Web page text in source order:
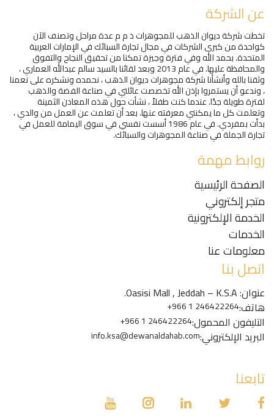
عن الشركة
تخطت شركة ديوان الذهب للمجوهرات ذ م م عدة مراحل وتصنف الآن
كواحدة من كبرى الشركات في مجال تجارة السبائك في الإمارات العربية
المتحدة. بحمد الله وفي فترة وجيزة تمكنا من تحقيق النجاح والتفوق
والمحافظة عليها. في عام 2013 وبعد لقائنا بالسيد سالم عبدالله العماري ،
وثقنا بالله وأنشأنا شركة مجوهرات ديوان الذهب ، نحمده ونشكره على نعمنا
، وندعو أن يستمروا بإذن الله تخصصت عائلتي في صناعة الفضة والذهب
لفترة طويلة جدًا. عندما كنت طفلاً ، نشأت حول هذه المعادن الثمينة
وتعلمت كل ما يمكنني معرفته عنها. بعد أن تعلمت عن العمل من والدي ،
بدأت بمفردي. في عام 1986 أسست نفسي في سوق اليمامة للعمل في
تجارة الجملة في صناعة المجوهرات والسبائك.
روابط مهمة
الصفحة الرئيسية
متجر إلكتروني
الخدمة الإلكترونية
الخدمات
معلومات عنا
اتصل بنا
عنوان: Oasisi Mall , Jeddah – K.S.A.
هاتف:+966 1 246422264
التليفون المحمول:+966 1 246422264
البريد الإلكتروني:info.ksa@dewanaldahab.com
تابعنا